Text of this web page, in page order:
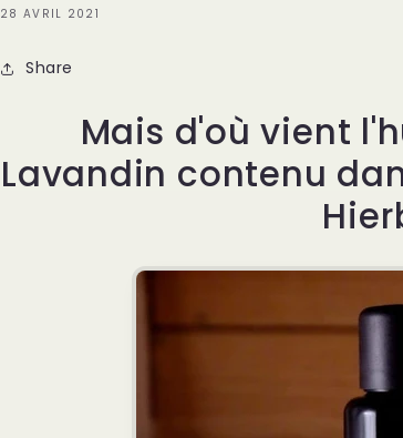
28 AVRIL 2021
Share
Mais d'où vient
Lavandin contenu